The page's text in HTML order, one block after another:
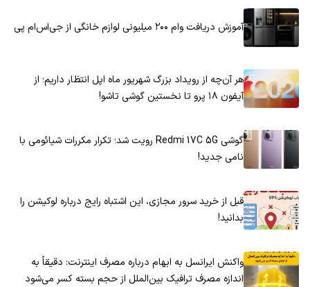
آموزش دریافت وام ۲۰۰ میلیونی لوازم خانگی از جی‌اس‌ام پی
هر آن‌چه از رویداد بزرگ شهریور ماه اپل انتظار داریم؛ از
آیفون ۱۸ پرو تا نخستین گوشی تاشو!
گوشی Redmi 17C 5G رویت شد؛ تکرار مکررات شیائومی با
نامی جدید!
قبل از خرید سرور مجازی، این اشتباه رایج درباره لوکیشن را
بدانید!
واکنش ایرانسل به ابهام درباره مصرف اینترنت: دقیقاً به
اندازه مصرف ترافیک بین‌الملل از حجم بسته کسر می‌شود